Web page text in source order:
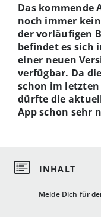
Melde Dich für
Das kommende
noch immer
der vorläufigen
befindet es sich
einer neuen
verfügbar. Da
schon im
dürfte die
App schon sehr